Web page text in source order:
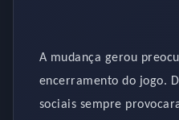
A mudança gerou
encerramento do jogo.
sociais sempre